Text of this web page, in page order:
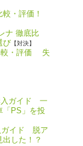
・評価！
ナ 徹底比
び 【対決】
較・評価 失
入ガイド 一
「PS」を投
ガイド 脱ア
した！？